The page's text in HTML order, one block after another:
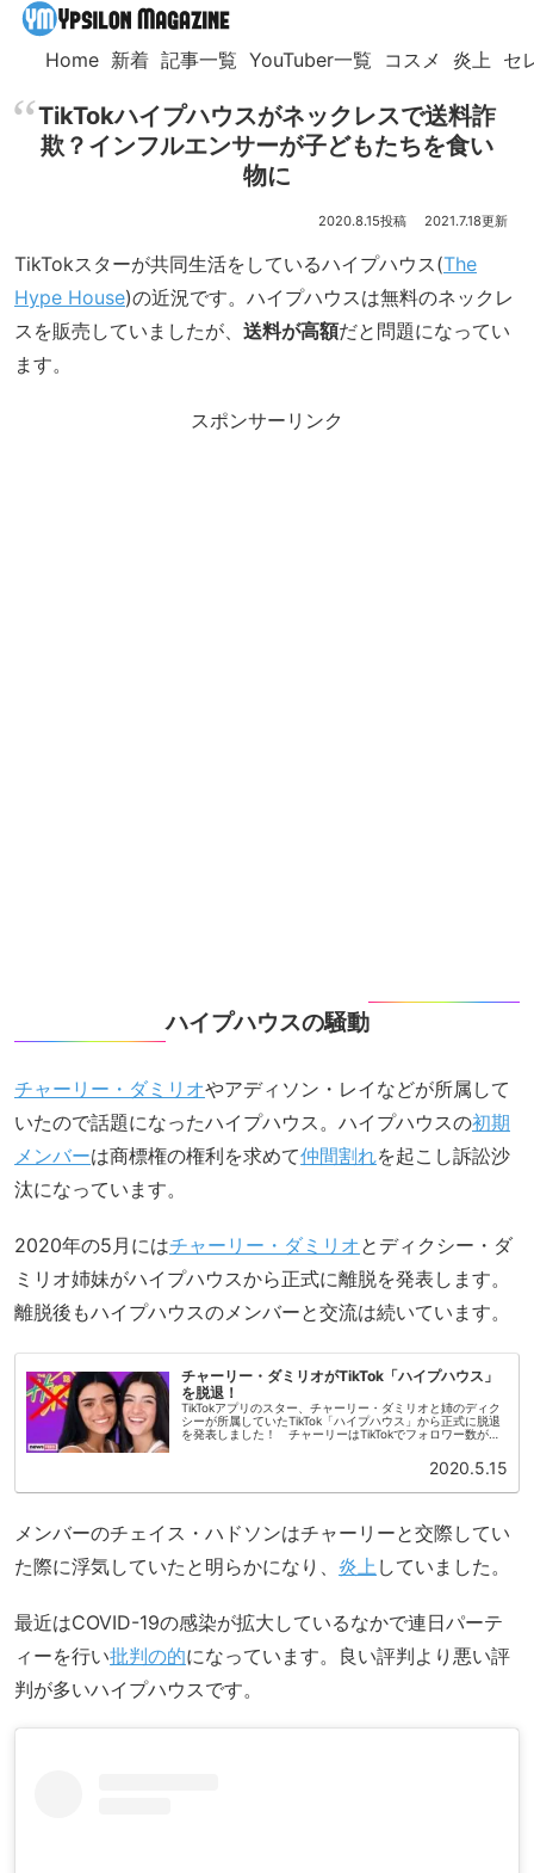
Home 新着 記事一覧 YouTuber一覧 コスメ 炎上 セ
TikTokハイプハウスがネックレスで送料詐
欺？インフルエンサーが子どもたちを食い
物に
2020.8.15 2021.7.18
TikTokスターが共同生活をしているハイプハウス(The
Hype House)の近況です。ハイプハウスは無料のネックレ
スを販売していましたが、 送料が高額だと問題になってい
ます。
スポンサーリンク
ハイプハウスの騒動
チャーリー・ダミリオやアディソン・レイなどが所属して
いたので話題になったハイプハウス。ハイプハウスの初期
メンバーは商標権の権利を求めて仲間割れを起こし訴訟沙
汰になっています。
2020年の5月にはチャーリー・ダミリオ とディクシー・ダ
ミリオ姉妹がハイプハウスから正式に離脱を発表します。
離脱後もハイプハウスのメンバーと交流は続いています。
チャーリー・ダミリオがTikTok「ハイプハウス」
を脱退！
TikTokアプリのスター、チャーリー・ダミリオと姉のディク
シーが所属していたTikTok「ハイプハウス」から正式に脱退
を発表しました！ チャーリーはTikTokでフォロワー数が最
2020.5.15
メンバーのチェイス・ハドソンはチャーリーと交際してい
た際に浮気していたと明らかになり、 炎上 していました。
最近はCOVID-19の感染が拡大しているなかで連日パーテ
ィーを行い批判の的になっています。良い評判より悪い評
判が多いハイプハウスです。